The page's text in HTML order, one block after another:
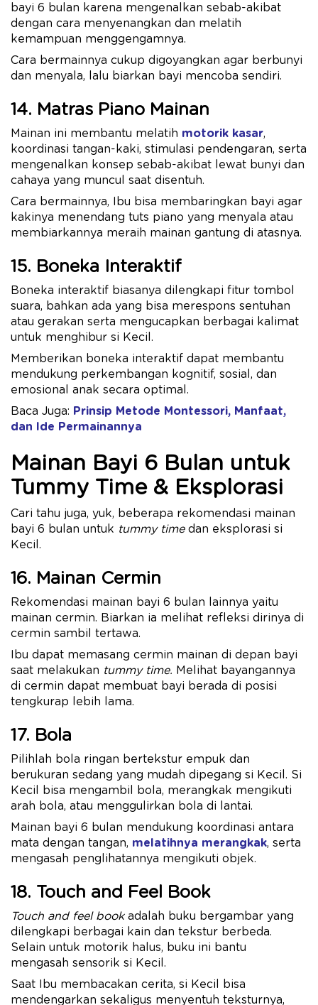
bayi 6 bulan karena mengenalkan sebab-akibat
dengan cara menyenangkan dan melatih
kemampuan menggengamnya.
Cara bermainnya cukup digoyangkan agar berbunyi
dan menyala, lalu biarkan bayi mencoba sendiri.
14. Matras Piano Mainan
Mainan ini membantu melatih motorik kasar,
koordinasi tangan-kaki, stimulasi pendengaran, serta
mengenalkan konsep sebab-akibat lewat bunyi dan
cahaya yang muncul saat disentuh.
Cara bermainnya, Ibu bisa membaringkan bayi agar
kakinya menendang tuts piano yang menyala atau
membiarkannya meraih mainan gantung di atasnya.
15. Boneka Interaktif
Boneka interaktif biasanya dilengkapi fitur tombol
suara, bahkan ada yang bisa merespons sentuhan
atau gerakan serta mengucapkan berbagai kalimat
untuk menghibur si Kecil.
Memberikan boneka interaktif dapat membantu
mendukung perkembangan kognitif, sosial, dan
emosional anak secara optimal.
Baca Juga: Prinsip Metode Montessori, Manfaat,
dan Ide Permainannya
Mainan Bayi 6 Bulan untuk
Tummy Time & Eksplorasi
Cari tahu juga, yuk, beberapa rekomendasi mainan
bayi 6 bulan untuk tummy time dan eksplorasi si
Kecil.
16. Mainan Cermin
Rekomendasi mainan bayi 6 bulan lainnya yaitu
mainan cermin. Biarkan ia melihat refleksi dirinya di
cermin sambil tertawa.
Ibu dapat memasang cermin mainan di depan bayi
saat melakukan tummy time. Melihat bayangannya
di cermin dapat membuat bayi berada di posisi
tengkurap lebih lama.
17. Bola
Pilihlah bola ringan bertekstur empuk dan
berukuran sedang yang mudah dipegang si Kecil. Si
Kecil bisa mengambil bola, merangkak mengikuti
arah bola, atau menggulirkan bola di lantai.
Mainan bayi 6 bulan mendukung koordinasi antara
mata dengan tangan, melatihnya merangkak, serta
mengasah penglihatannya mengikuti objek.
18. Touch and Feel Book
Touch and feel bookadalah buku bergambar yang
dilengkapi berbagai kain dan tekstur berbeda.
Selain untuk motorik halus, buku ini bantu
mengasah sensorik si Kecil.
Saat Ibu membacakan cerita, si Kecil bisa
mendengarkan sekaligus menyentuh teksturnya,